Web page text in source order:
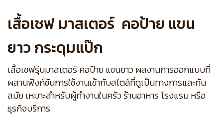
เสื้อเชฟ มาสเตอร์ คอป้าย แขน
ยาว กระดุมแป๊ก
เสื้อเชฟรุ่นมาสเตอร์ คอป้าย แขนยาว ผลงานการออกแบบที่
ผสานฟังก์ชันการใช้งานเข้ากับสไตล์ที่ดูเป็นทางการและทัน
สมัย เหมาะสำหรับผู้ทำงานในครัว ร้านอาหาร โรงแรม หรือ
ธุรกิจบริการ